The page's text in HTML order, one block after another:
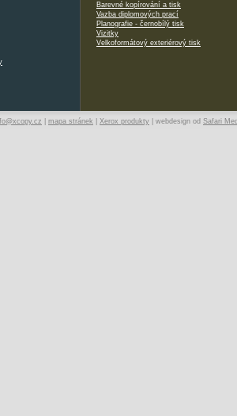
Barevné kopírování a tisk
Vazba diplomových prací
Planografie - černobílý tisk
Vizitky
Velkoformátový exteriérový tisk
mapa stránek Xerox produkty | webdesign od Safari